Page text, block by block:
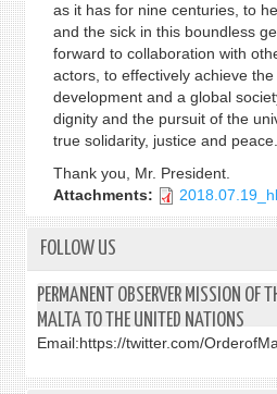
as it has for nine centuries, to
and the sick in this boundless
forward to collaboration with
actors, to effectively achieve
development and a global
dignity and the pursuit of the
true solidarity, justice and peace.
Thank you, Mr. President.
Attachments:
FOLLOW US
PERMANENT OBSERVER MISSION OF
MALTA TO THE UNITED NATIONS
Email:https://twitter.com/